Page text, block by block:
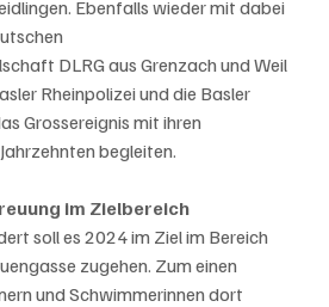
Ebenfalls wieder mit dabei
DLRG aus Grenzach und Weil
Rheinpolizei und die Basler
Grossereignis mit ihren
begleiten.
im Zielbereich
soll es 2024 im Ziel im Bereich
zugehen. Zum einen
und Schwimmerinnen dort